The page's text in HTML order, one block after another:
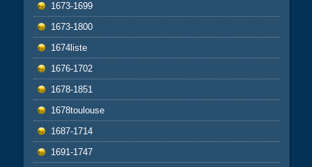
1673-1699
1673-1800
1674liste
1676-1702
1678-1851
1678toulouse
1687-1714
1691-1747